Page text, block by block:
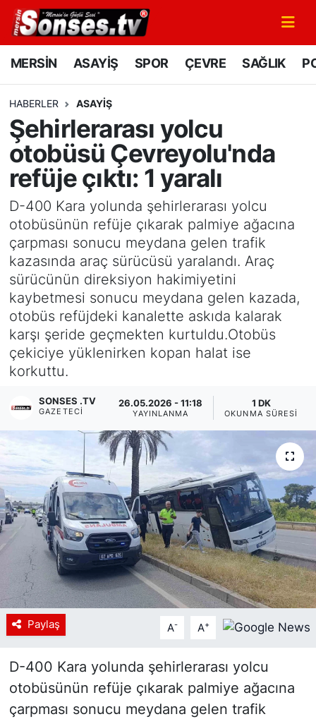
MERSİN ASAYİŞ SPOR ÇEVRE SAĞLIK
HABERLER ASAYİŞ
Şehirlerarası yolcu
otobüsü Çevreyolu'nda
refüje çıktı: 1 yaralı
D-400 Kara yolunda şehirlerarası yolcu
otobüsünün refüje çıkarak palmiye ağacına
çarpması sonucu meydana gelen trafik
kazasında araç sürücüsü yaralandı. Araç
sürücünün direksiyon hakimiyetini
kaybetmesi sonucu meydana gelen kazada,
otobüs refüjdeki kanalette askıda kalarak
karşı şeride geçmekten kurtuldu.Otobüs
çekiciye yüklenirken kopan halat ise
korkuttu.
SONSES .TV
GAZETECI
26.05.2026 - 11:18
YAYINLANMA
1 DK
OKUNMA SÜRESI
Paylaş A- A+
D-400 Kara yolunda şehirlerarası yolcu
otobüsünün refüje çıkarak palmiye ağacına
çarpması sonucu meydana gelen trafik
MERSİN
SPOR
GÜNÜN MANŞETİ
DÜNYA
KÜLTÜR - SANAT
MAGAZİN
SAĞLIK
Siyaset
YEREL HABER
Haberde insan
Tanıtım
Mersin Nöbetçi Eczaneler
Mersin Namaz Vakitleri
Mersin Trafik Yoğunluk Haritası
Süper Lig Puan Durumu ve Fikstür
Tüm Manşetler
Son Dakika Haberleri
Haber Arşivi